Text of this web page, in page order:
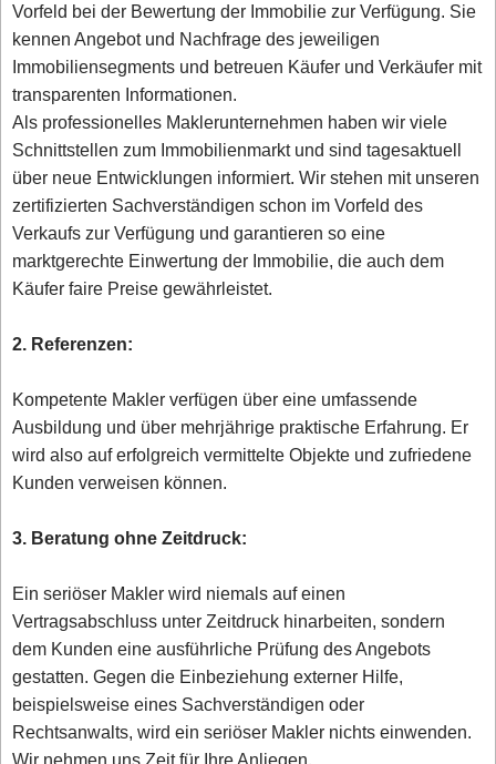
Vorfeld bei der Bewertung der Immobilie zur Verfügung. Sie
kennen Angebot und Nachfrage des jeweiligen
Immobiliensegments und betreuen Käufer und Verkäufer mit
transparenten Informationen.
Als professionelles Maklerunternehmen haben wir viele
Schnittstellen zum Immobilienmarkt und sind tagesaktuell
über neue Entwicklungen informiert. Wir stehen mit unseren
zertifizierten Sachverständigen schon im Vorfeld des
Verkaufs zur Verfügung und garantieren so eine
marktgerechte Einwertung der Immobilie, die auch dem
Käufer faire Preise gewährleistet.
2. Referenzen:
Kompetente Makler verfügen über eine umfassende
Ausbildung und über mehrjährige praktische Erfahrung. Er
wird also auf erfolgreich vermittelte Objekte und zufriedene
Kunden verweisen können.
3. Beratung ohne Zeitdruck:
Ein seriöser Makler wird niemals auf einen
Vertragsabschluss unter Zeitdruck hinarbeiten, sondern
dem Kunden eine ausführliche Prüfung des Angebots
gestatten. Gegen die Einbeziehung externer Hilfe,
beispielsweise eines Sachverständigen oder
Rechtsanwalts, wird ein seriöser Makler nichts einwenden.